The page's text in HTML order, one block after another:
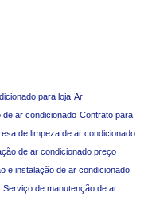
para loja Ar
ar condicionado Contrato para
de limpeza de ar condicionado
de ar condicionado preço
e instalação de ar condicionado
Serviço de manutenção de ar